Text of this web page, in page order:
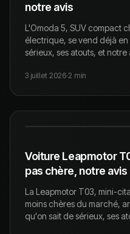
notre avis
L'Omoda 5, SUV compact
électrique, se vend déjà
sérieux, ses atouts, et
3 juillet 2026·2 min
Voiture Leapmotor
pas chère, notre avis
La Leapmotor T03, mini-
moins chères du marché,
qu'on sait de sérieux, ses